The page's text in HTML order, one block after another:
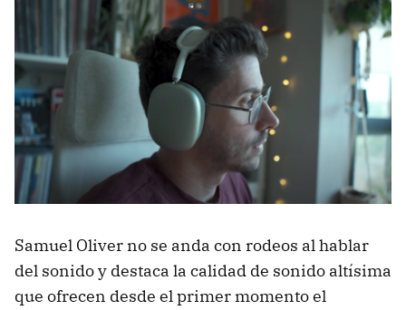
Samuel Oliver no se anda con rodeos al hablar
del sonido y destaca la calidad de sonido altísima
que ofrecen desde el primer momento el